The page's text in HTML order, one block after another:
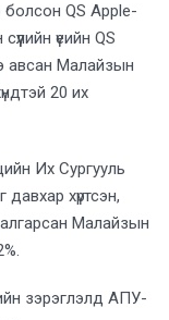
QS Apple-
үеийн QS
авсан Малайзын
20 их
Их Сургууль
хүртсэн,
Малайзын
зэрэглэлд АПУ-